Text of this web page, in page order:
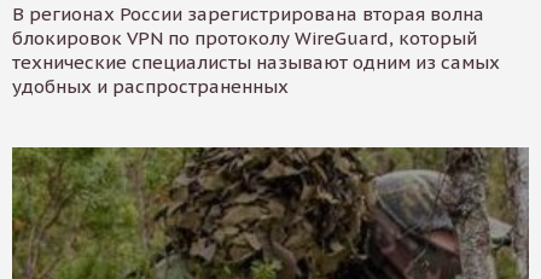
В регионах России зарегистрирована вторая волна
блокировок VPN по протоколу WireGuard, который
технические специалисты называют одним из самых
удобных и распространенных